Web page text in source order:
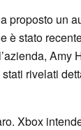
proposto un
è stato
Amy
rivelati
Xbox